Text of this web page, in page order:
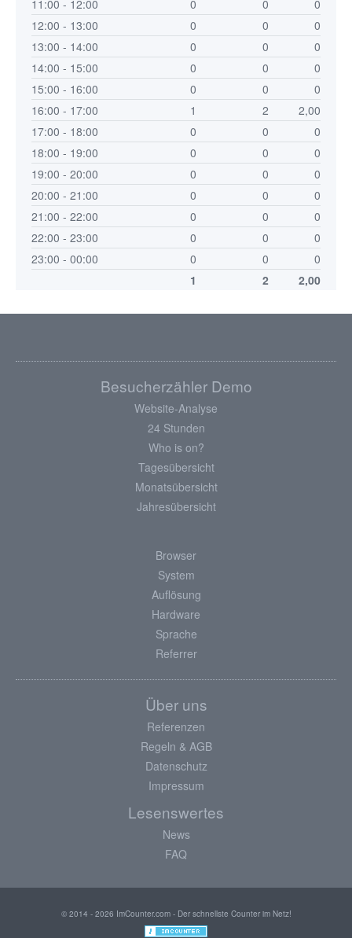
11:00 - 12:00
0 0
0
12:00 - 13:00
0 0
0
13:00 - 14:00
0 0
0
14:00 - 15:00
0 0
0
15:00 - 16:00
0 0
0
16:00 - 17:00
1 2
2,00
17:00 - 18:00
0 0
0
18:00 - 19:00
0 0
0
19:00 - 20:00
0 0
0
20:00 - 21:00
0 0
0
21:00 - 22:00
0 0
0
22:00 - 23:00
0 0
0
23:00 - 00:00
0 0
0
1
2 2,00
Besucherzähler Demo
Website-Analyse
24 Stunden
Who is on?
Tagesübersicht
Monatsübersicht
Jahresübersicht
Browser
System
Auflösung
Hardware
Sprache
Referrer
Über uns
Referenzen
Regeln & AGB
Datenschutz
Impressum
Lesenswertes
News
FAQ
© 2014 - 2026 ImCounter.com - Der schnellste Counter im Netz!